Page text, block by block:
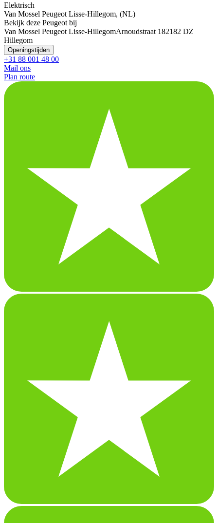
Elektrisch
Van Mossel Peugeot Lisse-Hillegom, (NL)
Bekijk deze Peugeot bij
Van Mossel Peugeot Lisse-HillegomArnoudstraat 182182 DZ
Hillegom
Openingstijden
+31 88 001 48 00
Mail ons
Plan route